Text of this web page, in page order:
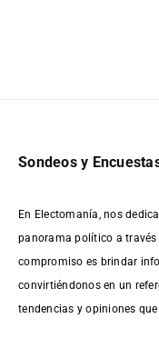
Sondeos y
En Electomanía, nos
panorama político a través
compromiso es brindar
convirtiéndonos en un
tendencias y opiniones